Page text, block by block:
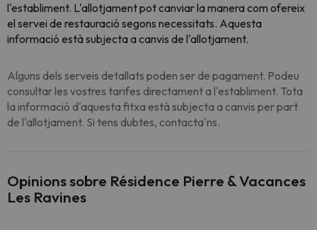
l'establiment. L'allotjament pot canviar la manera com ofereix
el servei de restauració segons necessitats. Aquesta
informació està subjecta a canvis de l'allotjament.
Alguns dels serveis detallats poden ser de pagament. Podeu
consultar les vostres tarifes directament a l'establiment. Tota
la informació d'aquesta fitxa està subjecta a canvis per part
de l'allotjament. Si tens dubtes, contacta'ns.
Opinions sobre Résidence Pierre & Vacances
Les Ravines